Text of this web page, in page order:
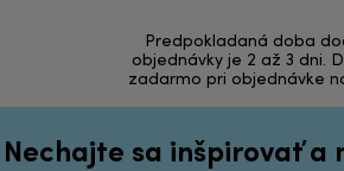
Predpokladaná doba
objednávky je 2 až 3 dni.
zadarmo pri objednávke
Nechajte sa inšpirovať a